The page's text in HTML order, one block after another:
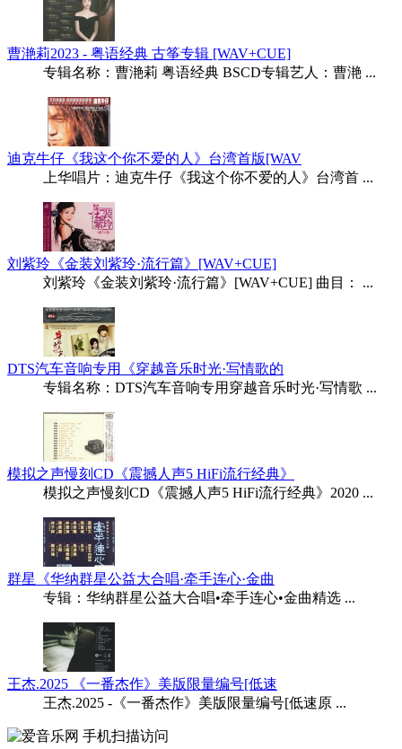
曹滟莉2023 - 粤语经典 古筝专辑 [WAV+CUE]
专辑名称：曹滟莉 粤语经典 BSCD专辑艺人：曹滟 ...
迪克牛仔《我这个你不爱的人》台湾首版[WAV
上华唱片：迪克牛仔《我这个你不爱的人》台湾首 ...
刘紫玲《金装刘紫玲·流行篇》[WAV+CUE]
刘紫玲《金装刘紫玲·流行篇》[WAV+CUE] 曲目： ...
DTS汽车音响专用《穿越音乐时光·写情歌的
专辑名称：DTS汽车音响专用穿越音乐时光·写情歌 ...
模拟之声慢刻CD《震撼人声5 HiFi流行经典》
模拟之声慢刻CD《震撼人声5 HiFi流行经典》2020 ...
群星《华纳群星公益大合唱·牵手连心·金曲
专辑：华纳群星公益大合唱•牵手连心•金曲精选 ...
王杰.2025 《一番杰作》美版限量编号[低速
王杰.2025 -《一番杰作》美版限量编号[低速原 ...
手机扫描访问